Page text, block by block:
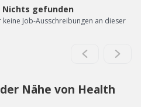
Nichts gefunden
Job-Ausschreibungen an dieser
Nähe von Health